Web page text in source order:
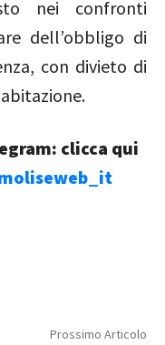
nei confronti
dell’obbligo di
con divieto di
clicca qui
Prossimo Articolo